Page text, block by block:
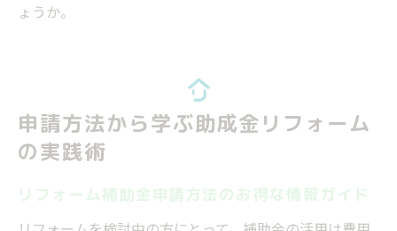
ょうか。
申請方法から学ぶ助成金リフォーム
の実践術
リフォーム補助金申請方法のお得な情報ガイド